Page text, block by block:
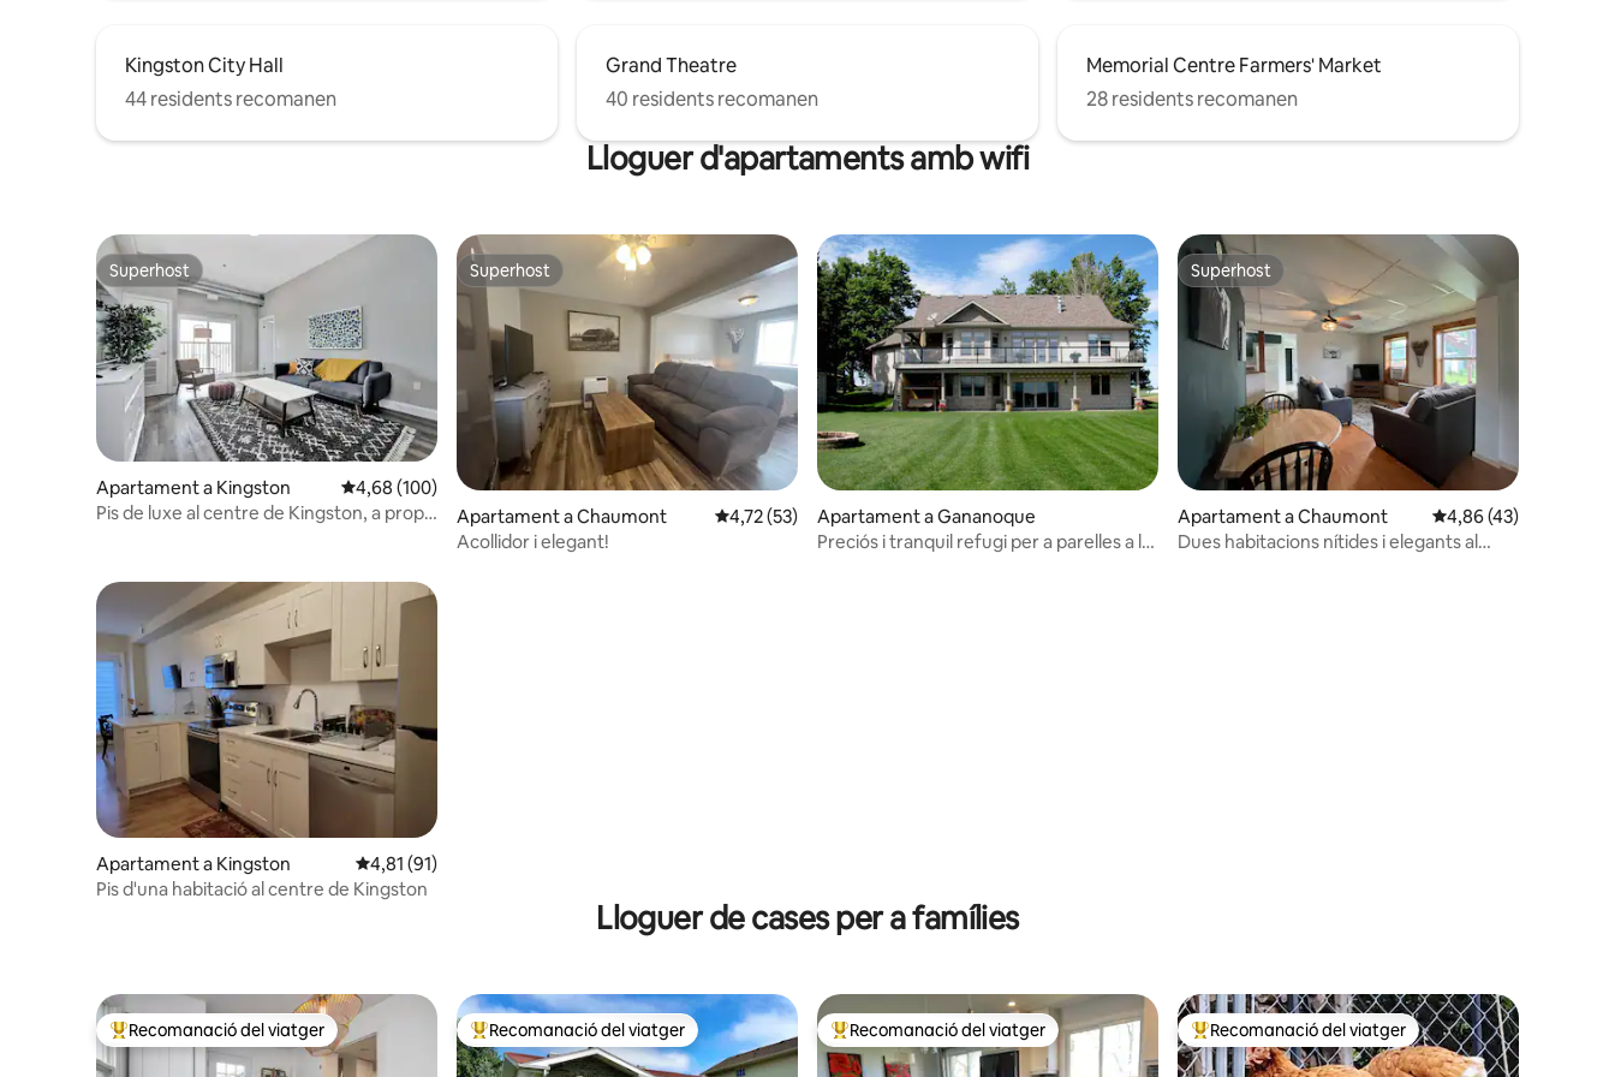
Kingston City Hall
44 residents recomanen
Grand Theatre
40 residents recomanen
Memorial Centre Farmers' Market
28 residents recomanen
Lloguer d'apartaments amb wifi
Superhost
Superhost
Apartament a Kingston 4,68 de puntuació mitjana d'un total de 5; 100 avaluacions
4,68 (100)
Pis de luxe al centre de Kingston, a prop
Superhost
Superhost
Apartament a Chaumont 4,72 de puntuació mitjana d'un total de 5; 53 avaluacions
4,72 (53)
Acollidor i elegant!
Apartament a Gananoque
Preciós i tranquil refugi per a parelles a la
Superhost
Superhost
Apartament a Chaumont 4,86 de puntuació
4,86 (43)
Dues habitacions nítides i elegants al
Apartament a Kingston 4,81 de puntuació mitjana d'un total de 5; 91 avaluacions
4,81 (91)
Pis d'una habitació al centre de Kingston
Lloguer de cases per a famílies
Principals recomanacions dels viatgers
Recomanació del viatger Principals recomanacions dels viatgers
Recomanació del viatger Principals recomanacions dels viatgers
Recomanació del viatger Principals recomanacions dels viatgers
Recomanació del viatger